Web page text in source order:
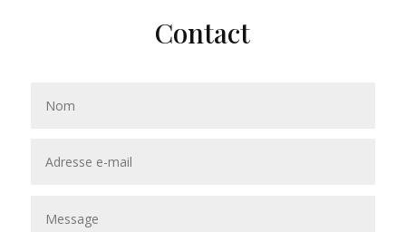
Contact